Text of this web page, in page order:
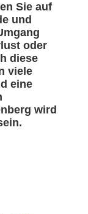
Sie auf
und
oder
diese
viele
eine
wird